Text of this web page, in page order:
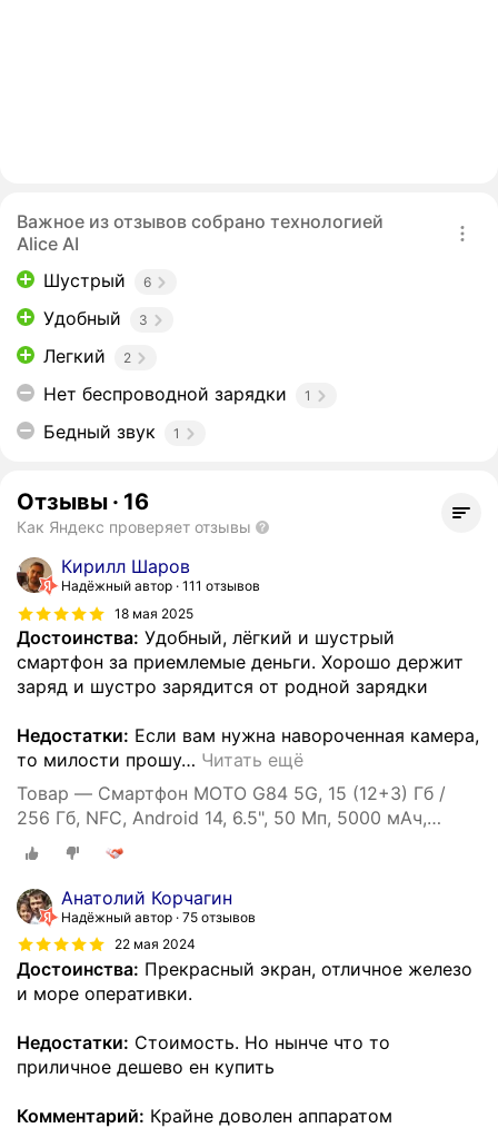
Важное из отзывов собрано технологией
Alice AI
Шустрый
6
Удобный 3
Легкий 2
Нет беспроводной зарядки 1
Бедный звук 1
Отзывы · 16
Как Яндекс проверяет отзывы
Кирилл Шаров
Надёжный автор 111 отзывов
18 мая 2025
Достоинства: Удобный, лёгкий и шустрый
смартфон за приемлемые деньги. Хорошо держит
заряд и шустро зарядится от родной зарядки
Недостатки: Если вам нужна навороченная камера,
то милости прошу… Читать ещё
Товар — Смартфон MOTO G84 5G, 15 (12+3) Гб /
256 Гб, NFC, Android 14, 6.5", 50 Мп, 5000 мАч,
экран pOLED, 120 Гц
Анатолий Корчагин
Надёжный автор 75 отзывов
22 мая 2024
Достоинства: Прекрасный экран, отличное железо
и море оперативки.
Недостатки: Стоимость. Но нынче что то
приличное дешево ен купить
Комментарий: Крайне доволен аппаратом